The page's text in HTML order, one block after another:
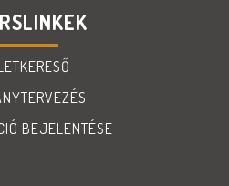
BEJELENTÉSE